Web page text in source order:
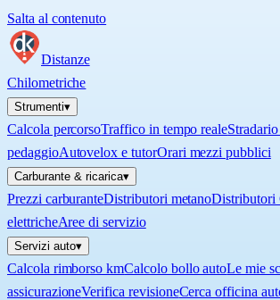
Salta al contenuto
Distanze
Chilometriche
Strumenti▾
Calcola percorsoTraffico in tempo reale
pedaggioAutovelox e tutorOrari mezzi pubblici
Carburante & ricarica▾
Prezzi carburanteDistributori metanoDistributori
elettricheAree di servizio
Servizi auto▾
Calcola rimborso kmCalcolo bollo autoLe mie
assicurazioneVerifica revisioneCerca officina